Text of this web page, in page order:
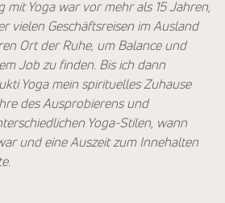
mit Yoga war vor mehr als 15 Jahren,
vielen Geschäftsreisen im Ausland
Ort der Ruhe, um Balance und
Job zu finden. Bis ich dann
Yoga mein spirituelles Zuhause
des Ausprobierens und
Yoga-Stilen, wann
und eine Auszeit zum Innehalten